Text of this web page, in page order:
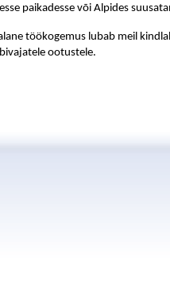
paikadesse või Alpides
töökogemus lubab meil
ootustele.